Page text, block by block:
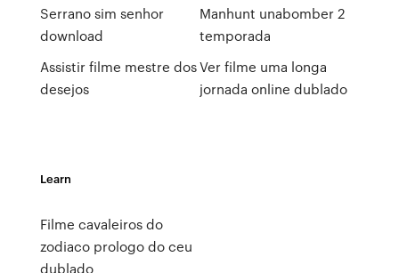
Serrano sim senhor
download
Assistir filme mestre dos
desejos
Manhunt unabomber 2
temporada
Ver filme uma longa
jornada online dublado
Learn
Filme cavaleiros do
zodiaco prologo do ceu
dublado